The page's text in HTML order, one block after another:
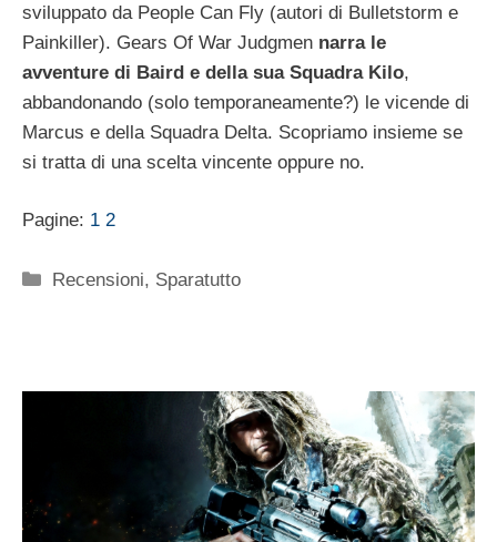
sviluppato da People Can Fly (autori di Bulletstorm e
Painkiller). Gears Of War Judgmen narra le
avventure di Baird e della sua Squadra Kilo,
abbandonando (solo temporaneamente?) le vicende di
Marcus e della Squadra Delta. Scopriamo insieme se
si tratta di una scelta vincente oppure no.
Pagine: 1 2
Categorie
Recensioni, Sparatutto